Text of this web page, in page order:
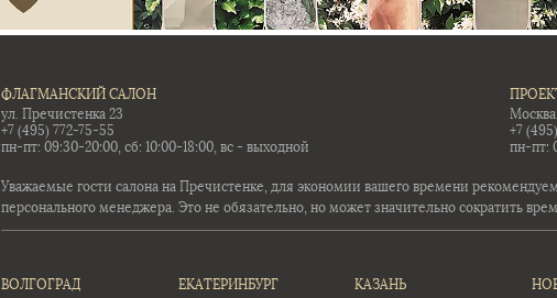
ФЛАГМАНСКИЙ САЛОН
ул. Пречистенка 23
+7 (495) 772-75-55
пн-пт: 09:30-20:00, сб: 10:00-18:00, вс - выходной
+7
пн-пт:
Уважаемые гости салона на Пречистенке, для экономии вашего времени
персонального менеджера. Это не обязательно, но может значительно сократить
ВОЛГОГРАД ЕКАТЕРИНБУРГ КАЗАНЬ